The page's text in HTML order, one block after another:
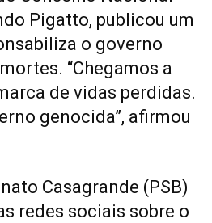
Pigatto, publicou um
o governo
“Chegamos a
de vidas perdidas.
genocida”, afirmou
Casagrande (PSB)
redes sociais sobre o